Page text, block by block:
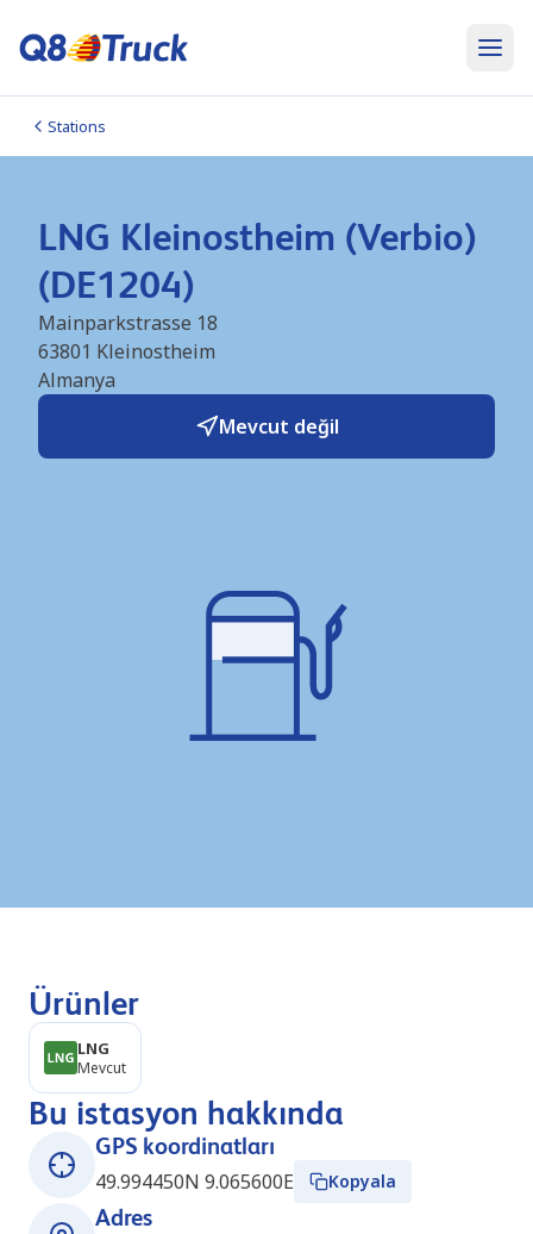
Stations
LNG Kleinostheim (Verbio)
(DE1204)
Mainparkstrasse 18
63801 Kleinostheim
Almanya
Mevcut değil
Ürünler
LNG
Mevcut
Bu istasyon hakkında
GPS koordinatları
49.994450N 9.065600E
Kopyala
Adres